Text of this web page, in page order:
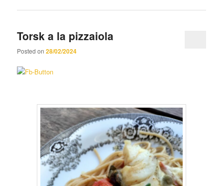
Torsk a la pizzaiola
Posted on28/02/2024